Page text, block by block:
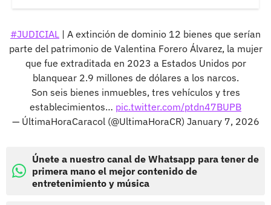
#JUDICIAL | A extinción de dominio 12 bienes que serían
parte del patrimonio de Valentina Forero Álvarez, la mujer
que fue extraditada en 2023 a Estados Unidos por
blanquear 2.9 millones de dólares a los narcos.
Son seis bienes inmuebles, tres vehículos y tres
establecimientos… pic.twitter.com/ptdn47BUPB
— ÚltimaHoraCaracol (@UltimaHoraCR) January 7, 2026
Únete a nuestro canal de Whatsapp para tener de
primera mano el mejor contenido de
entretenimiento y música